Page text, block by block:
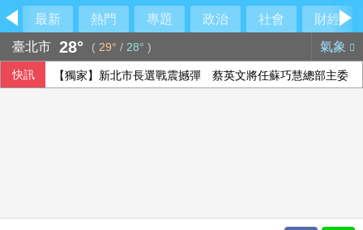
最新 熱門 專題 政治 社會
財經
臺北市 28° ( 29° / 28° ) 氣象
快訊 【獨家】新北市長選戰震撼彈 蔡英文將任蘇巧慧總部主委